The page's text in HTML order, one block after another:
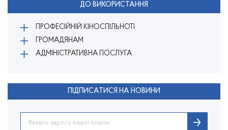
ДО ВИКОРИСТАННЯ
ПРОФЕСІЙНІЙ КІНОСПІЛЬНОТІ
ГРОМАДЯНАМ
АДМІНІСТРАТИВНА ПОСЛУГА
ПІДПИСАТИСЯ НА НОВИНИ